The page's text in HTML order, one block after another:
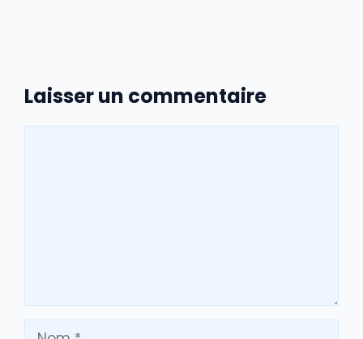
Laisser un commentaire
Nom